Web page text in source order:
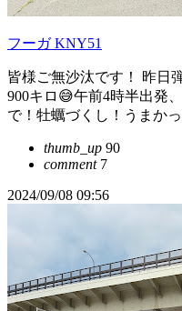
フーガ KNY51
皆様ご無沙汰です！ 昨日
900キロ😅午前4時半出発
で！牡蠣づくし！うまか
thumb_up 90
comment7
2024/09/08 09:56